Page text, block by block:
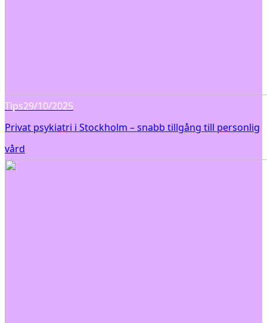
Tips29/10/2025
Privat psykiatri i Stockholm – snabb tillgång till personlig
vård